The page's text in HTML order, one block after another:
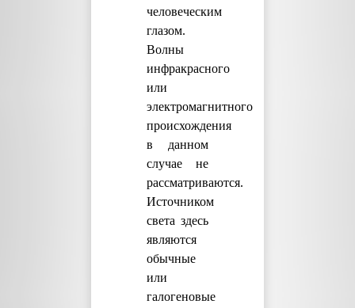
человеческим
глазом.
Волны
инфракрасного
или
электромагнитного
происхождения
в данном
случае не
рассматриваются.
Источником
света здесь
являются
обычные
или
галогеновые